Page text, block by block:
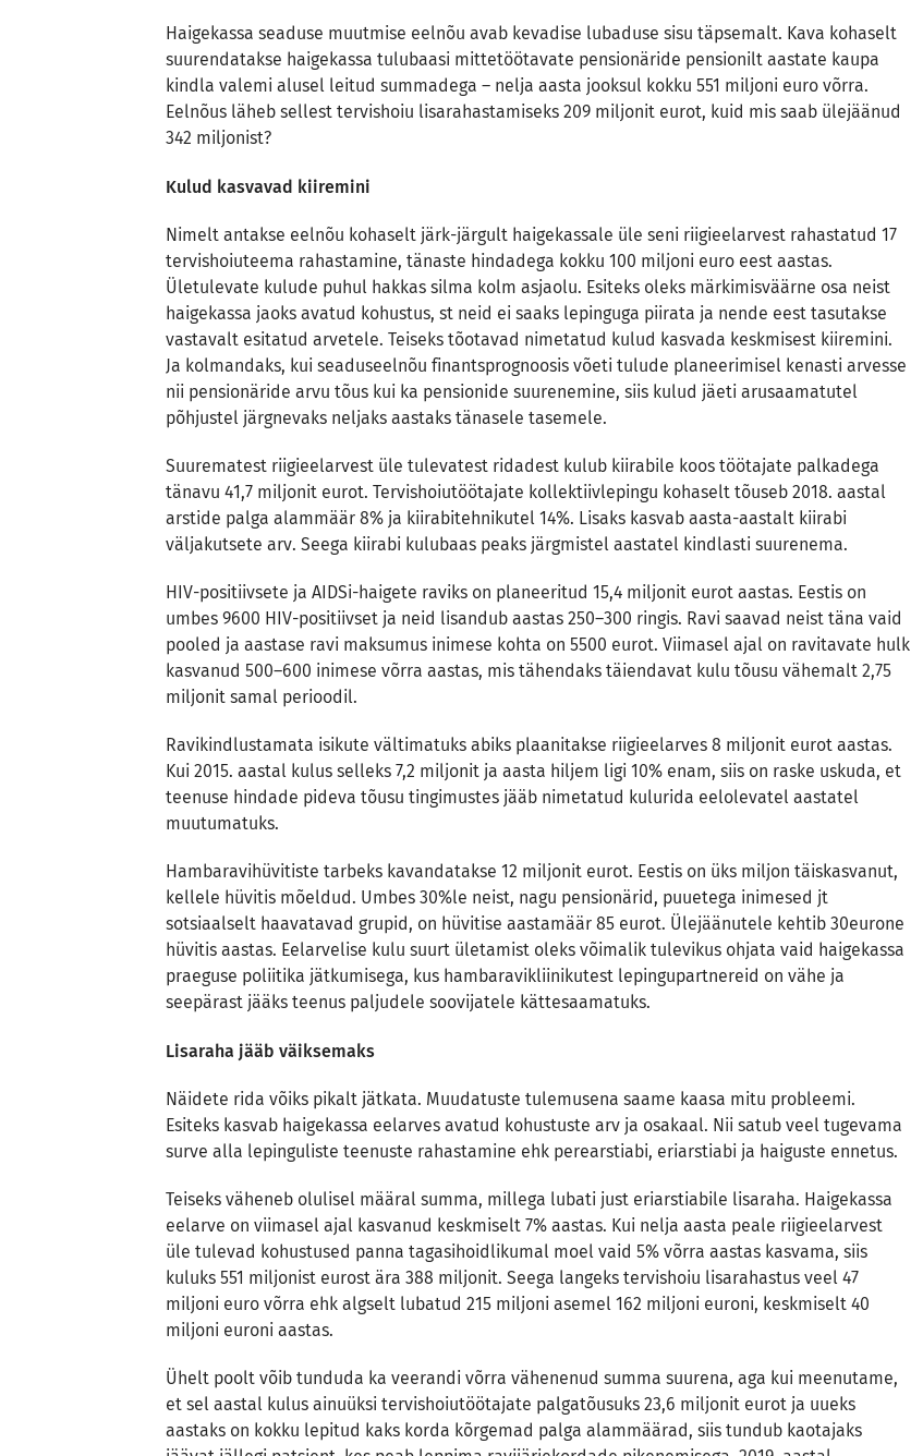
Haigekassa seaduse muutmise eelnõu avab kevadise lubaduse sisu täpsemalt. Kava kohaselt
suurendatakse haigekassa tulubaasi mittetöötavate pensionäride pensionilt aastate kaupa
kindla valemi alusel leitud summadega – nelja aasta jooksul kokku 551 miljoni euro võrra.
Eelnõus läheb sellest tervishoiu lisarahastamiseks 209 miljonit eurot, kuid mis saab ülejäänud
342 miljonist?
Kulud kasvavad kiiremini
Nimelt antakse eelnõu kohaselt järk-järgult haigekassale üle seni riigieelarvest rahastatud 17
tervishoiuteema rahastamine, tänaste hindadega kokku 100 miljoni euro eest aastas.
Ületulevate kulude puhul hakkas silma kolm asjaolu. Esiteks oleks märkimisväärne osa neist
haigekassa jaoks avatud kohustus, st neid ei saaks lepinguga piirata ja nende eest tasutakse
vastavalt esitatud arvetele. Teiseks tõotavad nimetatud kulud kasvada keskmisest kiiremini.
Ja kolmandaks, kui seaduseelnõu finantsprognoosis võeti tulude planeerimisel kenasti arvesse
nii pensionäride arvu tõus kui ka pensionide suurenemine, siis kulud jäeti arusaamatutel
põhjustel järgnevaks neljaks aastaks tänasele tasemele.
Suurematest riigieelarvest üle tulevatest ridadest kulub kiirabile koos töötajate palkadega
tänavu 41,7 miljonit eurot. Tervishoiutöötajate kollektiivlepingu kohaselt tõuseb 2018. aastal
arstide palga alammäär 8% ja kiirabitehnikutel 14%. Lisaks kasvab aasta-aastalt kiirabi
väljakutsete arv. Seega kiirabi kulubaas peaks järgmistel aastatel kindlasti suurenema.
HIV-positiivsete ja AIDSi-haigete raviks on planeeritud 15,4 miljonit eurot aastas. Eestis on
umbes 9600 HIV-positiivset ja neid lisandub aastas 250–300 ringis. Ravi saavad neist täna vaid
pooled ja aastase ravi maksumus inimese kohta on 5500 eurot. Viimasel ajal on ravitavate hulk
kasvanud 500–600 inimese võrra aastas, mis tähendaks täiendavat kulu tõusu vähemalt 2,75
miljonit samal perioodil.
Ravikindlustamata isikute vältimatuks abiks plaanitakse riigieelarves 8 miljonit eurot aastas.
Kui 2015. aastal kulus selleks 7,2 miljonit ja aasta hiljem ligi 10% enam, siis on raske uskuda, et
teenuse hindade pideva tõusu tingimustes jääb nimetatud kulurida eelolevatel aastatel
muutumatuks.
Hambaravihüvitiste tarbeks kavandatakse 12 miljonit eurot. Eestis on üks miljon täiskasvanut,
kellele hüvitis mõeldud. Umbes 30%le neist, nagu pensionärid, puuetega inimesed jt
sotsiaalselt haavatavad grupid, on hüvitise aastamäär 85 eurot. Ülejäänutele kehtib 30eurone
hüvitis aastas. Eelarvelise kulu suurt ületamist oleks võimalik tulevikus ohjata vaid haigekassa
praeguse poliitika jätkumisega, kus hambaravikliinikutest lepingupartnereid on vähe ja
seepärast jääks teenus paljudele soovijatele kättesaamatuks.
Lisaraha jääb väiksemaks
Näidete rida võiks pikalt jätkata. Muudatuste tulemusena saame kaasa mitu probleemi.
Esiteks kasvab haigekassa eelarves avatud kohustuste arv ja osakaal. Nii satub veel tugevama
surve alla lepinguliste teenuste rahastamine ehk perearstiabi, eriarstiabi ja haiguste ennetus.
Teiseks väheneb olulisel määral summa, millega lubati just eriarstiabile lisaraha. Haigekassa
eelarve on viimasel ajal kasvanud keskmiselt 7% aastas. Kui nelja aasta peale riigieelarvest
üle tulevad kohustused panna tagasihoidlikumal moel vaid 5% võrra aastas kasvama, siis
kuluks 551 miljonist eurost ära 388 miljonit. Seega langeks tervishoiu lisarahastus veel 47
miljoni euro võrra ehk algselt lubatud 215 miljoni asemel 162 miljoni euroni, keskmiselt 40
miljoni euroni aastas.
Ühelt poolt võib tunduda ka veerandi võrra vähenenud summa suurena, aga kui meenutame,
et sel aastal kulus ainuüksi tervishoiutöötajate palgatõusuks 23,6 miljonit eurot ja uueks
aastaks on kokku lepitud kaks korda kõrgemad palga alammäärad, siis tundub kaotajaks